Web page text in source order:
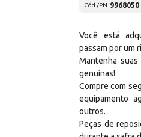
Cód./PN 9968050
Você está
passam por um
Mantenha
genuínas!
Compre com
equipamento
outros.
Peças de